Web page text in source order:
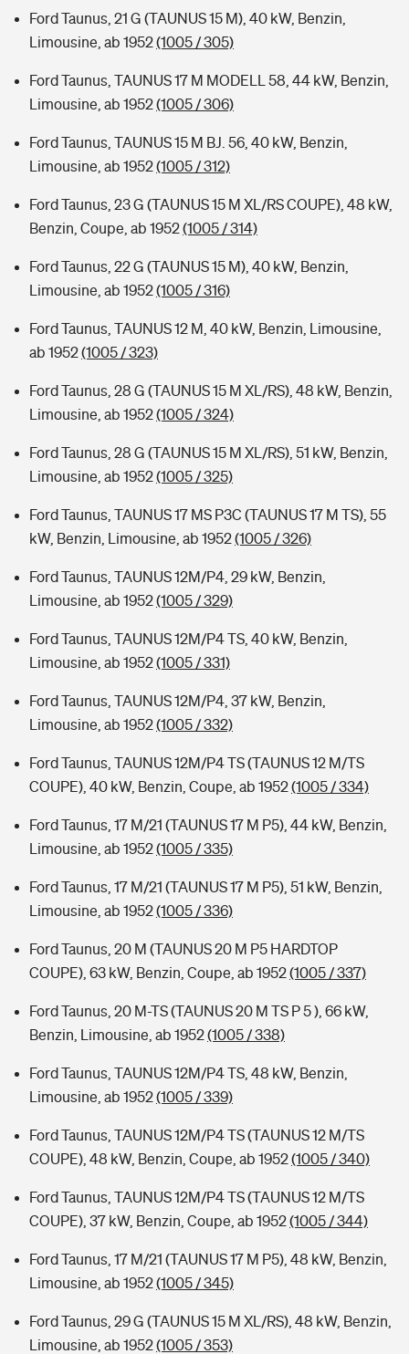
Ford Taunus, 21 G (TAUNUS 15 M), 40 kW, Benzin,
Limousine, ab 1952(1005 / 305)
Ford Taunus, TAUNUS 17 M MODELL 58, 44 kW, Benzin,
Limousine, ab 1952(1005 / 306)
Ford Taunus, TAUNUS 15 M BJ. 56, 40 kW, Benzin,
Limousine, ab 1952(1005 / 312)
Ford Taunus, 23 G (TAUNUS 15 M XL/RS COUPE), 48 kW,
Benzin, Coupe, ab 1952(1005 / 314)
Ford Taunus, 22 G (TAUNUS 15 M), 40 kW, Benzin,
Limousine, ab 1952(1005 / 316)
Ford Taunus, TAUNUS 12 M, 40 kW, Benzin, Limousine,
ab 1952(1005 / 323)
Ford Taunus, 28 G (TAUNUS 15 M XL/RS), 48 kW, Benzin,
Limousine, ab 1952(1005 / 324)
Ford Taunus, 28 G (TAUNUS 15 M XL/RS), 51 kW, Benzin,
Limousine, ab 1952(1005 / 325)
Ford Taunus, TAUNUS 17 MS P3C (TAUNUS 17 M TS), 55
kW, Benzin, Limousine, ab 1952(1005 / 326)
Ford Taunus, TAUNUS 12M/P4, 29 kW, Benzin,
Limousine, ab 1952(1005 / 329)
Ford Taunus, TAUNUS 12M/P4 TS, 40 kW, Benzin,
Limousine, ab 1952(1005 / 331)
Ford Taunus, TAUNUS 12M/P4, 37 kW, Benzin,
Limousine, ab 1952(1005 / 332)
Ford Taunus, TAUNUS 12M/P4 TS (TAUNUS 12 M/TS
COUPE), 40 kW, Benzin, Coupe, ab 1952(1005 / 334)
Ford Taunus, 17 M/21 (TAUNUS 17 M P5), 44 kW, Benzin,
Limousine, ab 1952(1005 / 335)
Ford Taunus, 17 M/21 (TAUNUS 17 M P5), 51 kW, Benzin,
Limousine, ab 1952(1005 / 336)
Ford Taunus, 20 M (TAUNUS 20 M P5 HARDTOP
COUPE), 63 kW, Benzin, Coupe, ab 1952(1005 / 337)
Ford Taunus, 20 M-TS (TAUNUS 20 M TS P 5 ), 66 kW,
Benzin, Limousine, ab 1952(1005 / 338)
Ford Taunus, TAUNUS 12M/P4 TS, 48 kW, Benzin,
Limousine, ab 1952(1005 / 339)
Ford Taunus, TAUNUS 12M/P4 TS (TAUNUS 12 M/TS
COUPE), 48 kW, Benzin, Coupe, ab 1952(1005 / 340)
Ford Taunus, TAUNUS 12M/P4 TS (TAUNUS 12 M/TS
COUPE), 37 kW, Benzin, Coupe, ab 1952(1005 / 344)
Ford Taunus, 17 M/21 (TAUNUS 17 M P5), 48 kW, Benzin,
Limousine, ab 1952(1005 / 345)
Ford Taunus, 29 G (TAUNUS 15 M XL/RS), 48 kW, Benzin,
Limousine, ab 1952(1005 / 353)